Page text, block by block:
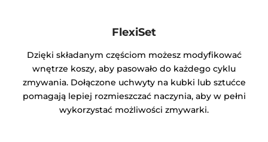
FlexiSet
Dzięki składanym częściom możesz modyfikować
wnętrze koszy, aby pasowało do każdego cyklu
zmywania. Dołączone uchwyty na kubki lub sztućce
pomagają lepiej rozmieszczać naczynia, aby w pełni
wykorzystać możliwości zmywarki.